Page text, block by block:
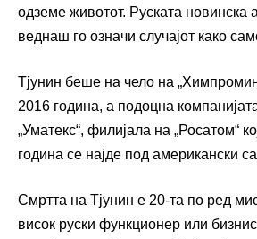
одземе животот. Руската новинска
веднаш го означи случајот како
Тјунин беше на чело на
2016 година, а подоцна
„Уматекс“, филијала на „Росатом“
година се најде под американски
Смртта на Тјунин е 20-та по ред
висок руски функционер или